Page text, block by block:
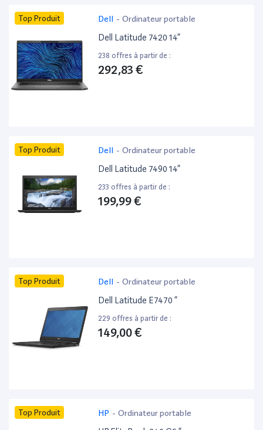
Top Produit Dell - Ordinateur portable
Dell Latitude 7420 14”
238 offres à partir de :
292,83 €
Top Produit Dell - Ordinateur portable
Dell Latitude 7490 14”
233 offres à partir de :
199,99 €
Top Produit Dell - Ordinateur portable
Dell Latitude E7470 ”
229 offres à partir de :
149,00 €
Top Produit HP - Ordinateur portable